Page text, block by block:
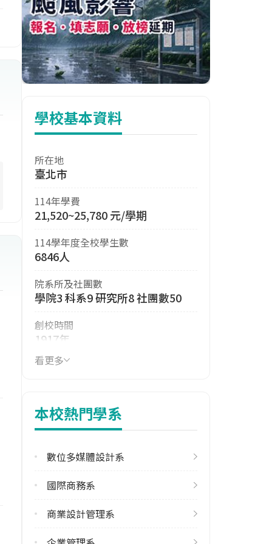
學校基本資料
所在地
臺北市
114年學費
21,520~25,780 元/學期
114學年度全校學生數
6846人
院系所及社團數
學院3 科系9 研究所8 社團數50
創校時間
1917年
114年生師比
114年註冊率
91.20%
113學年度雙聯學位合作校數
北美洲2 歐洲1
學校電話
看更多
本校熱門學系
數位多媒體設計系
國際商務系
商業設計管理系